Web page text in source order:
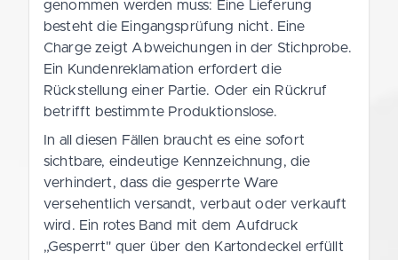
genommen werden muss: Eine Lieferung
besteht die Eingangsprüfung nicht. Eine
Charge zeigt Abweichungen in der Stichprobe.
Ein Kundenreklamation erfordert die
Rückstellung einer Partie. Oder ein Rückruf
betrifft bestimmte Produktionslose.
In all diesen Fällen braucht es eine sofort
sichtbare, eindeutige Kennzeichnung, die
verhindert, dass die gesperrte Ware
versehentlich versandt, verbaut oder verkauft
wird. Ein rotes Band mit dem Aufdruck
„Gesperrt" quer über den Kartondeckel erfüllt